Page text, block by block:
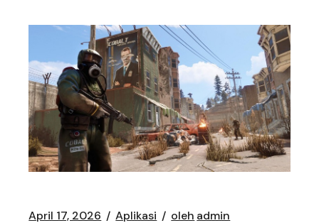
April 17, 2026 Aplikasi oleh admin